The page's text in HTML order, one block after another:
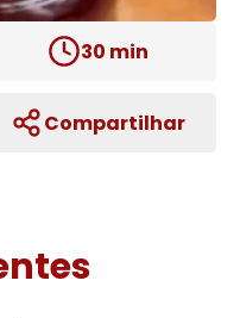
30 min
Compartilhar